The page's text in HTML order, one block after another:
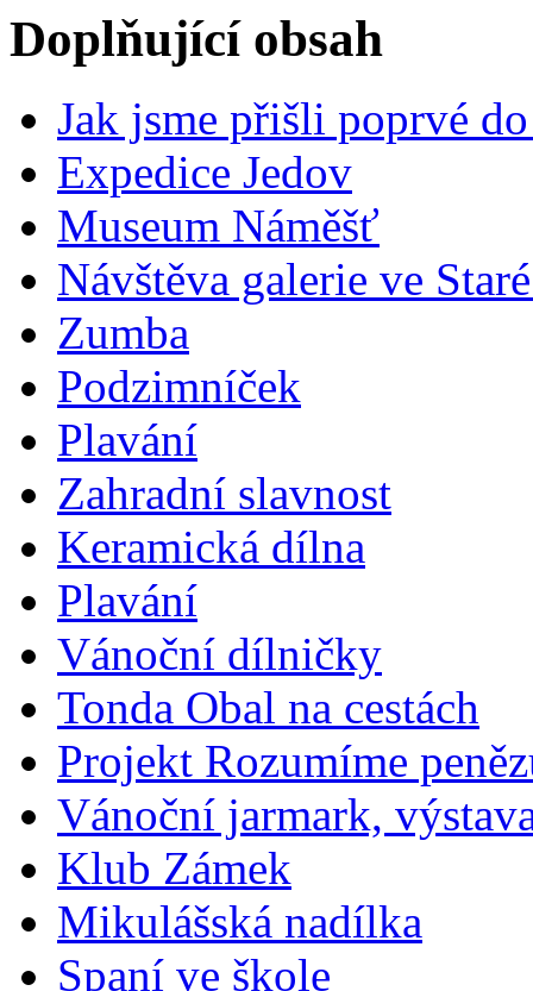
Doplňující obsah
Jak jsme přišli poprvé
Expedice Jedov
Museum Náměšť
Návštěva galerie ve
Zumba
Podzimníček
Plavání
Zahradní slavnost
Keramická dílna
Plavání
Vánoční dílničky
Tonda Obal na cestách
Projekt Rozumíme
Vánoční jarmark,
Klub Zámek
Mikulášská nadílka
Spaní ve škole